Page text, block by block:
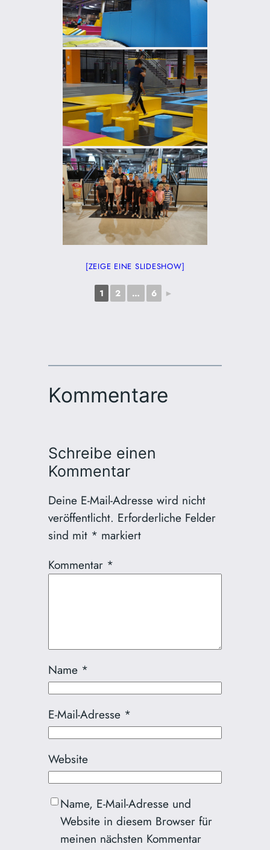
[ZEIGE EINE SLIDESHOW]
1 2 … 6 ►
Kommentare
Schreibe einen
Kommentar
Deine E-Mail-Adresse wird nicht
veröffentlicht. Erforderliche Felder
sind mit * markiert
Kommentar *
Name *
E-Mail-Adresse *
Website
Name, E-Mail-Adresse und
Website in diesem Browser für
meinen nächsten Kommentar